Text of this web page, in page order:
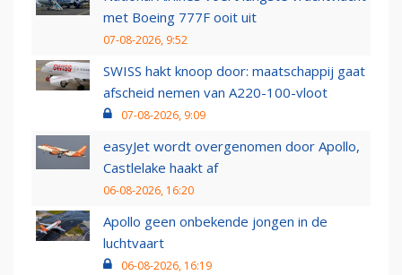
met Boeing 777F ooit uit
07-08-2026, 9:52
SWISS hakt knoop door: maatschappij gaat
afscheid nemen van A220-100-vloot
07-08-2026, 9:09
easyJet wordt overgenomen door Apollo,
Castlelake haakt af
06-08-2026, 16:20
Apollo geen onbekende jongen in de
luchtvaart
06-08-2026, 16:19